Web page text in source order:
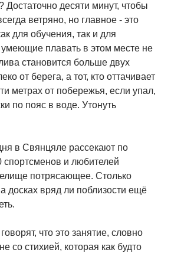
десяти минут, чтобы
ветряно, но главное - это
для обучения, так и для
плавать в этом месте не
становится больше двух
от берега, а тот, кто оттачивает
метрах от побережья, если упал,
по пояс в воде. Утонуть
в Свянцяле рассекают по
и любителей
потрясающее. Столько
досках вряд ли поблизости ещё
что это занятие, словно
со стихией, которая как будто